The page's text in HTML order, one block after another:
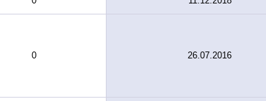
0 26.07.2016